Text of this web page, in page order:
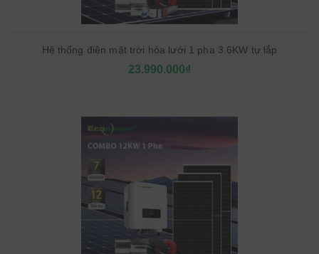
Hệ thống điện mặt trời hòa lưới 1 pha 3.6KW tự lắp
23.990.000₫